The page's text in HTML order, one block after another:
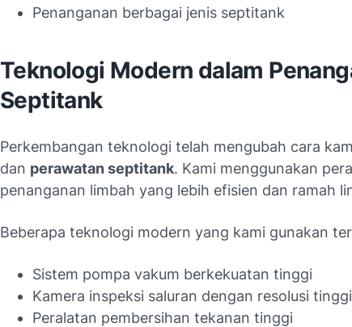
Penanganan berbagai jenis septitank
Teknologi Modern dalam
Septitank
Perkembangan teknologi telah mengubah cara
dan perawatan septitank. Kami menggunakan
penanganan limbah yang lebih efisien dan ramah
Beberapa teknologi modern yang kami gunakan
Sistem pompa vakum berkekuatan tinggi
Kamera inspeksi saluran dengan resolusi tinggi
Peralatan pembersihan tekanan tinggi